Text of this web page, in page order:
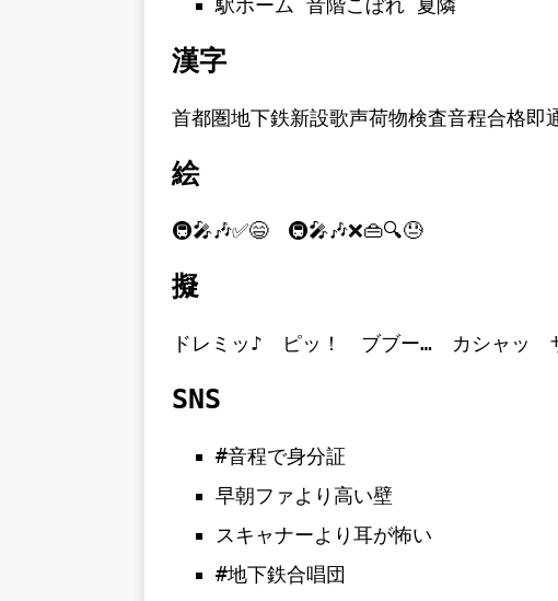
駅ホーム 音階こぼれ 夏隣
漢字
首都圏地下鉄新設歌声荷物検査音程合格即
絵
🚇🎤🎶✅😄 🚇🎤🎶❌👜🔍😓
擬
ドレミッ♪ ピッ！ ブブー… カシャッ
SNS
#音程で身分証
早朝ファより高い壁
スキャナーより耳が怖い
#地下鉄合唱団